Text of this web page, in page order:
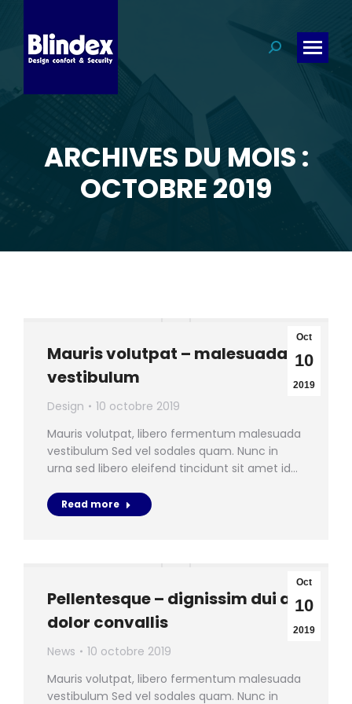
Search:
ARCHIVES DU MOIS :
OCTOBRE 2019
Vous êtes ici :
Oct
10
2019
Mauris volutpat – malesuada
vestibulum
Design
10 octobre 2019
Mauris volutpat, libero fermentum malesuada
vestibulum Sed vel sodales quam. Nunc in
urna sed libero eleifend tincidunt sit amet id…
Read more
Oct
10
2019
Pellentesque – dignissim dui ac
dolor convallis
News
10 octobre 2019
Mauris volutpat, libero fermentum malesuada
vestibulum Sed vel sodales quam. Nunc in